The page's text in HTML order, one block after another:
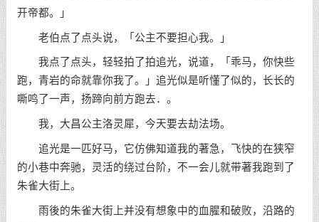
开帝都。」
老伯点了点头说，「公主不要担心我。」
我点了点头，轻轻拍了拍追光，说道，「乖马，你快些
跑，青岩的命就靠你我了。」追光似是听懂了似的，长长的
嘶鸣了一声，扬蹄向前方跑去．。
我，大昌公主洛灵犀，今天要去劫法场。
追光是一匹好马，它仿佛知道我的著急，飞快的在狭窄
的小巷中奔驰，灵活的绕过台阶，不一会儿就带著我跑到了
朱雀大街上。
雨後的朱雀大街上并没有想象中的血腥和破败，沿路的